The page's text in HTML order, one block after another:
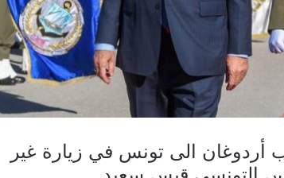
الى تونس في زيارة غير